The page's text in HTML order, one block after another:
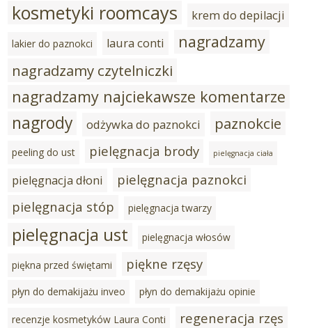
kosmetyki roomcays krem do depilacji
lakier do paznokci laura conti nagradzamy
nagradzamy czytelniczki
nagradzamy najciekawsze komentarze
nagrody odżywka do paznokci paznokcie
peeling do ust pielęgnacja brody pielęgnacja ciała
pielęgnacja dłoni
pielęgnacja paznokci
pielęgnacja stóp
pielęgnacja twarzy
pielęgnacja ust pielęgnacja włosów
piękna przed świętami piękne rzęsy
płyn do demakijażu inveo płyn do demakijażu opinie
recenzje kosmetyków Laura Conti regeneracja rzęs